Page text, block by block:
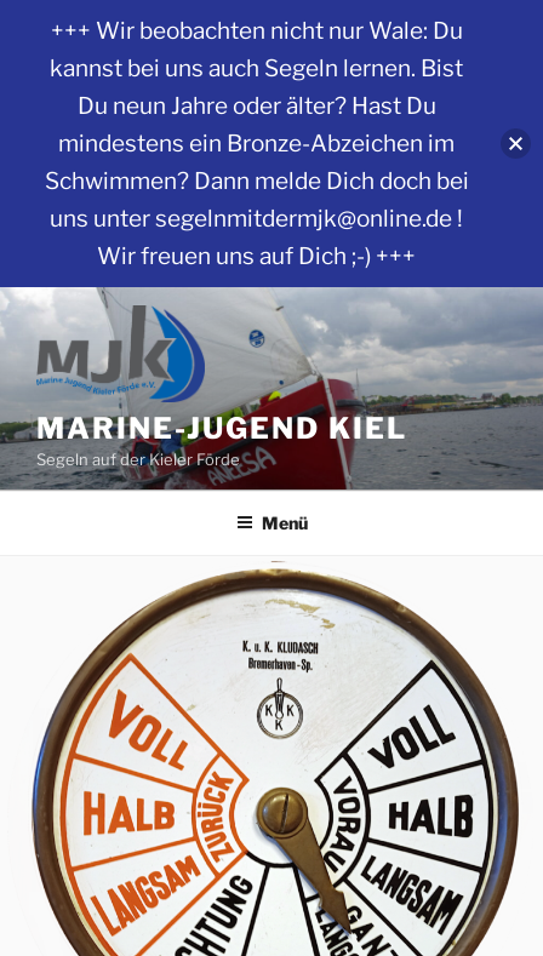
Zum
Inhalt
springen
MARINE-JUGEND KIEL
Segeln auf der Kieler Förde
Menü
+++ Wir beobachten nicht nur Wale: Du
kannst bei uns auch Segeln lernen. Bist
Du neun Jahre oder älter? Hast Du
mindestens ein Bronze-Abzeichen im
Schwimmen? Dann melde Dich doch bei
uns unter segelnmitdermjk@online.de !
Wir freuen uns auf Dich ;-) +++